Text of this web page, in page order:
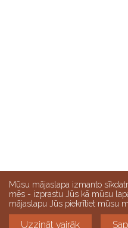
Mūsu mājaslapa izmanto
mēs - izprastu Jūs kā mūsu
mājaslapu Jūs piekrītiet mūsu
Uzzināt vairāk